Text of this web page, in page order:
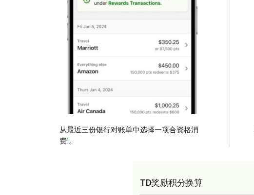
从最近三份银行对账单中选择一项合资格消
费1 。
TD奖励积分换算